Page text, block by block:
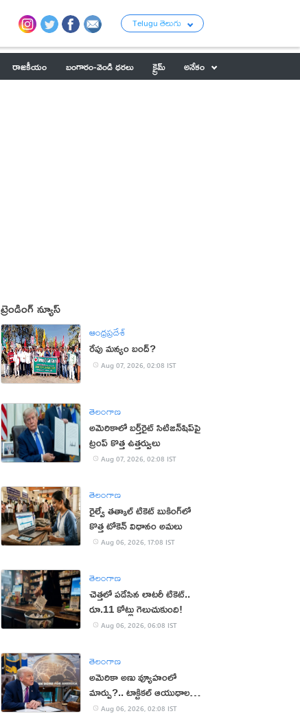
Telugu తెలుగు
రాజకీయం బంగారం-వెండి ధరలు క్రైమ్
అనేకం
ట్రెండింగ్ న్యూస్
ఆంధ్రప్రదేశ్
రేపు మన్యం బంద్‌?
Aug 07, 2026, 02:08 IST
తెలంగాణ
అమెరికాలో బర్త్‌రైట్ సిటిజన్‌షిప్‌పై
ట్రంప్ కొత్త ఉత్తర్వులు
Aug 07, 2026, 02:08 IST
తెలంగాణ
రైల్వే తత్కాల్ టికెట్ బుకింగ్‌లో
కొత్త టోకెన్ విధానం అమలు
Aug 06, 2026, 17:08 IST
తెలంగాణ
చెత్తలో పడేసిన లాటరీ టికెట్..
రూ.11 కోట్లు గెలుచుకుంది!
Aug 06, 2026, 06:08 IST
తెలంగాణ
అమెరికా అణు వ్యూహంలో
మార్పు?.. టాక్టికల్ ఆయుధాలకు
ప్రాధాన్యం!
Aug 06, 2026, 02:08 IST